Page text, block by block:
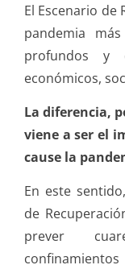
El Escenario de
pandemia
profundos y
económicos,
La diferencia,
viene a ser el
cause la
En este
de
prever